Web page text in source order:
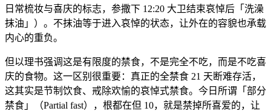
日常梳妆与喜庆的标志，参撒下 12:20 大卫结束哀悼后「洗澡
抹油」）。不抹油等于进入哀悼的状态，让外在的容貌也承载
内心的重负。
但以理书强调这是有限度的禁食，不是完全不吃，而是不吃喜
庆的食物。这一区别很重要：真正的全禁食 21 天断难存活，
这其实是节制饮食、戒除欢愉的哀悼式禁食。今日所谓「部分
禁食」（Partial fast），根都在但 10，就是禁掉所喜爱的，让